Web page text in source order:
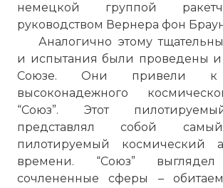
немецкой группой
руководством Вернера фон
Аналогично этому
и испытания были проведены и
Союзе. Они привели к
высоконадежного
“Союз”. Этот
представлял собой
пилотируемый космический
времени. “Союз”
сочлененные сферы –